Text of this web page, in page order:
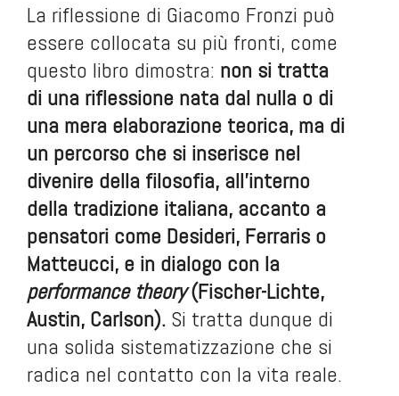
La riflessione di Giacomo Fronzi può
essere collocata su più fronti, come
questo libro dimostra: non si tratta
di una riflessione nata dal nulla o di
una mera elaborazione teorica, ma di
un percorso che si inserisce nel
divenire della filosofia, all’interno
della tradizione italiana, accanto a
pensatori come Desideri, Ferraris o
Matteucci, e in dialogo con la
performance theory(Fischer-Lichte,
Austin, Carlson). Si tratta dunque di
una solida sistematizzazione che si
radica nel contatto con la vita reale.